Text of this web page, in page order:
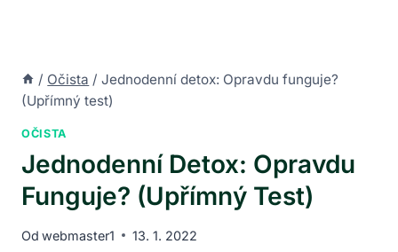
/ Očista / Jednodenní detox: Opravdu funguje?
(Upřímný test)
OČISTA
Jednodenní Detox: Opravdu
Funguje? (Upřímný Test)
Od webmaster1 13. 1. 2022